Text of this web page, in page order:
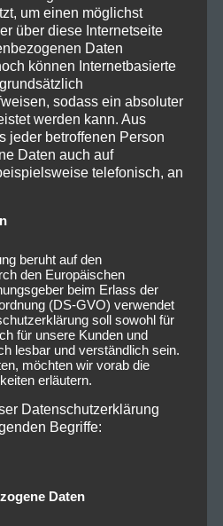
um einen möglichst
über diese Internetseite
Daten
können Internetbasierte
sodass ein absoluter
werden kann. Aus
jeder betroffenen Person
Daten auch auf
telefonisch, an
beruht auf den
den Europäischen
beim Erlass der
(DS-GVO) verwendet
soll sowohl für
für unsere Kunden und
lesbar und verständlich sein.
möchten wir vorab die
erläutern.
Datenschutzerklärung
Begriffe:
Daten